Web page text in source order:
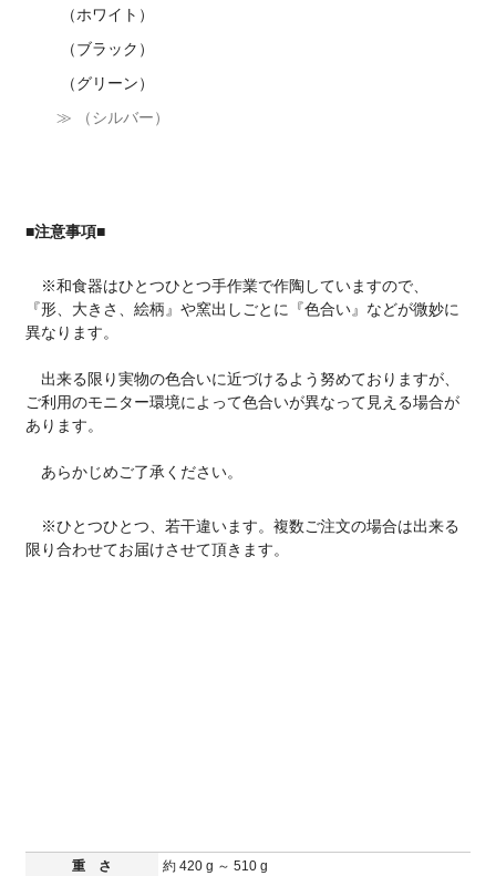
（ホワイト）
（ブラック）
（グリーン）
≫ （シルバー）
■注意事項■
※和食器はひとつひとつ手作業で作陶していますので、
『形、大きさ、絵柄』や窯出しごとに『色合い』などが微妙に
異なります。
出来る限り実物の色合いに近づけるよう努めておりますが、
ご利用のモニター環境によって色合いが異なって見える場合が
あります。
あらかじめご了承ください。
※ひとつひとつ、若干違います。複数ご注文の場合は出来る
限り合わせてお届けさせて頂きます。
重 さ
約 420 g ～ 510 g